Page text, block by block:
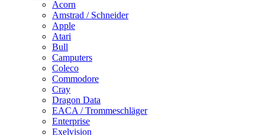
Acorn
Amstrad / Schneider
Apple
Atari
Bull
Camputers
Coleco
Commodore
Cray
Dragon Data
EACA / Trommeschläger
Enterprise
Exelvision